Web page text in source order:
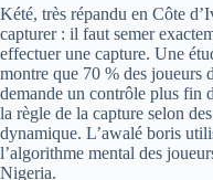
Kété, très répandu en Côte
capturer : il faut semer
effectuer une capture. Une
montre que 70 % des joueurs
demande un contrôle plus fin
la règle de la capture selon
dynamique. L’awalé boris
l’algorithme mental des
Nigeria.